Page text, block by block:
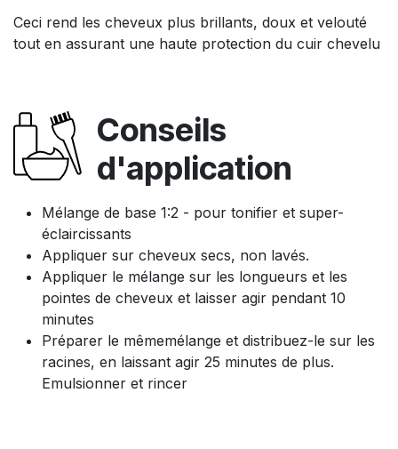
Ceci rend les cheveux plus brillants, doux et velouté
tout en assurant une haute protection du cuir chevelu
Conseils
d'application
Mélange de base 1:2 - pour tonifier et super-
éclaircissants
Appliquer sur cheveux secs, non lavés.
Appliquer le mélange sur les longueurs et les
pointes de cheveux et laisser agir pendant 10
minutes
Préparer le mêmemélange et distribuez-le sur les
racines, en laissant agir 25 minutes de plus.
Emulsionner et rincer